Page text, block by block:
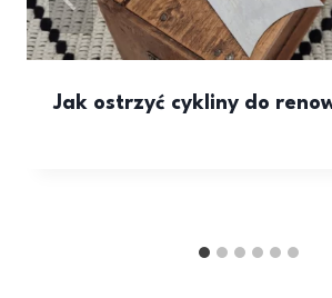
Jak ostrzyć cykliny do